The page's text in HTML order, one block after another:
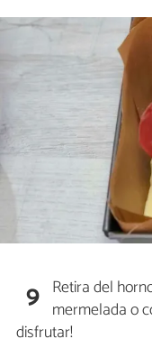
9 Retira del
mermelada o
disfrutar!